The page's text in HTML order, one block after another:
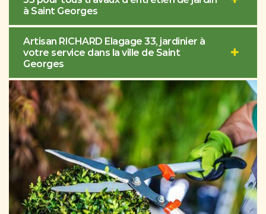
à Saint Georges
Artisan RICHARD Elagage 33, jardinier à
votre service dans la ville de Saint
Georges